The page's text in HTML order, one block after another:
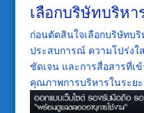
เลือกบริษัทบริหา
ก่อนตัดสินใจเลือกบริษัทบ
ประสบการณ์ ความโปร่งใ
ชัดเจน และการสื่อสารที่เ
คุณภาพการบริหารในระย